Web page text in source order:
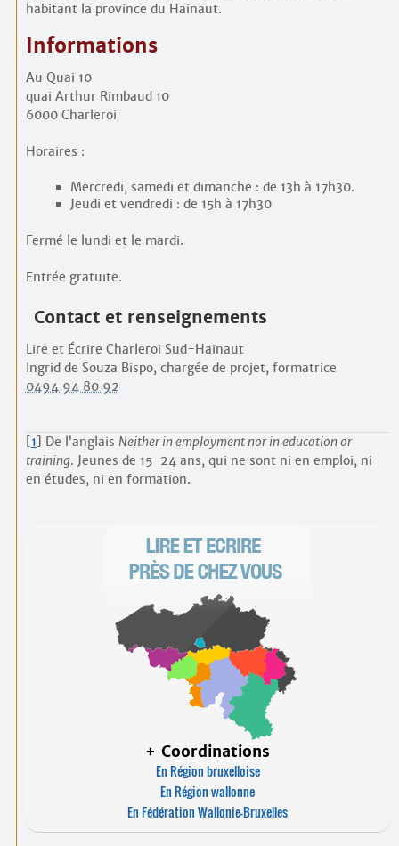
habitant la province du Hainaut.
Informations
Au Quai 10
quai Arthur Rimbaud 10
6000 Charleroi
Horaires :
Mercredi, samedi et dimanche : de 13h à 17h30.
Jeudi et vendredi : de 15h à 17h30
Fermé le lundi et le mardi.
Entrée gratuite.
Contact et renseignements
Lire et Écrire Charleroi Sud-Hainaut
Ingrid de Souza Bispo, chargée de projet, formatrice
0494 94 80 92
[1] De l’anglais Neither in employment nor in education or
training. Jeunes de 15-24 ans, qui ne sont ni en emploi, ni
en études, ni en formation.
+ Coordinations
En Région bruxelloise
En Région wallonne
En Fédération Wallonie-Bruxelles